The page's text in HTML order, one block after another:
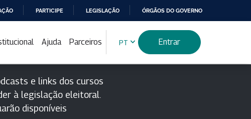
PARTICIPE LEGISLAÇÃO ÓRGÃOS DO GOVERNO
Ajuda Parceiros PT Entrar
e links dos cursos
à legislação eleitoral.
disponíveis